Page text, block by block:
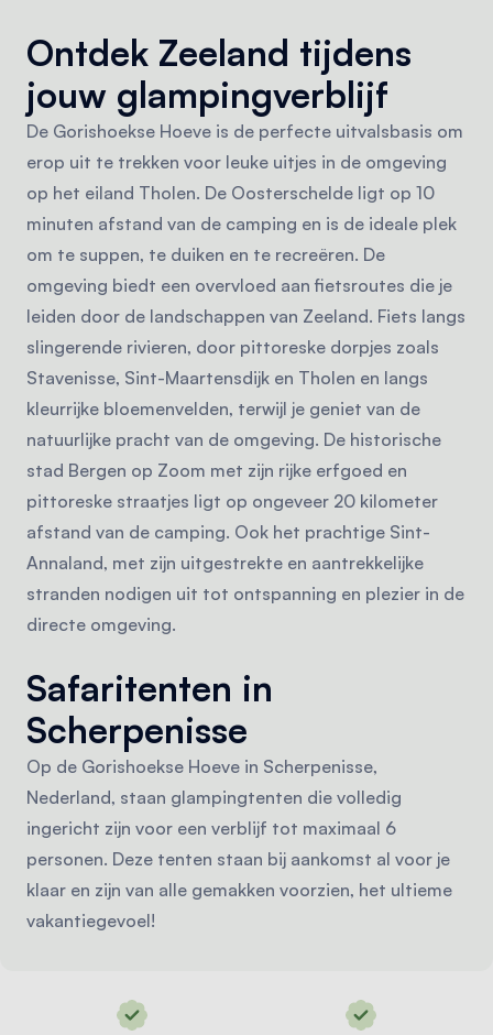
Ontdek Zeeland tijdens
jouw glampingverblijf
De Gorishoekse Hoeve is de perfecte uitvalsbasis om
erop uit te trekken voor leuke uitjes in de omgeving
op het eiland Tholen. De Oosterschelde ligt op 10
minuten afstand van de camping en is de ideale plek
om te suppen, te duiken en te recreëren. De
omgeving biedt een overvloed aan fietsroutes die je
leiden door de landschappen van Zeeland. Fiets langs
slingerende rivieren, door pittoreske dorpjes zoals
Stavenisse, Sint-Maartensdijk en Tholen en langs
kleurrijke bloemenvelden, terwijl je geniet van de
natuurlijke pracht van de omgeving. De historische
stad Bergen op Zoom met zijn rijke erfgoed en
pittoreske straatjes ligt op ongeveer 20 kilometer
afstand van de camping. Ook het prachtige Sint-
Annaland, met zijn uitgestrekte en aantrekkelijke
stranden nodigen uit tot ontspanning en plezier in de
directe omgeving.
Safaritenten in
Scherpenisse
Op de Gorishoekse Hoeve in Scherpenisse,
Nederland, staan glampingtenten die volledig
ingericht zijn voor een verblijf tot maximaal 6
personen. Deze tenten staan bij aankomst al voor je
klaar en zijn van alle gemakken voorzien, het ultieme
vakantiegevoel!